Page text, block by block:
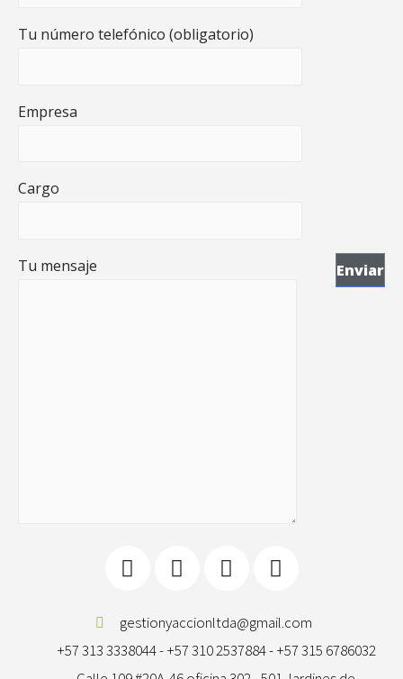
Tu número telefónico (obligatorio)
Empresa
Cargo
Tu mensaje
gestionyaccionltda@gmail.com
+57 313 3338044 - +57 310 2537884 - +57 315 6786032